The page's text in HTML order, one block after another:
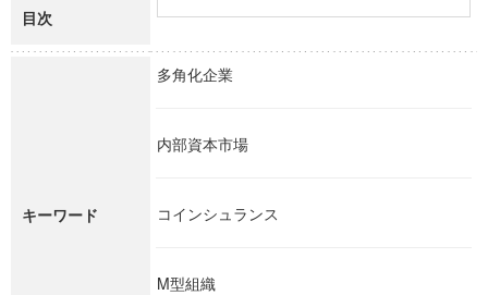
目次
キーワード
多角化企業
内部資本市場
コインシュランス
M型組織